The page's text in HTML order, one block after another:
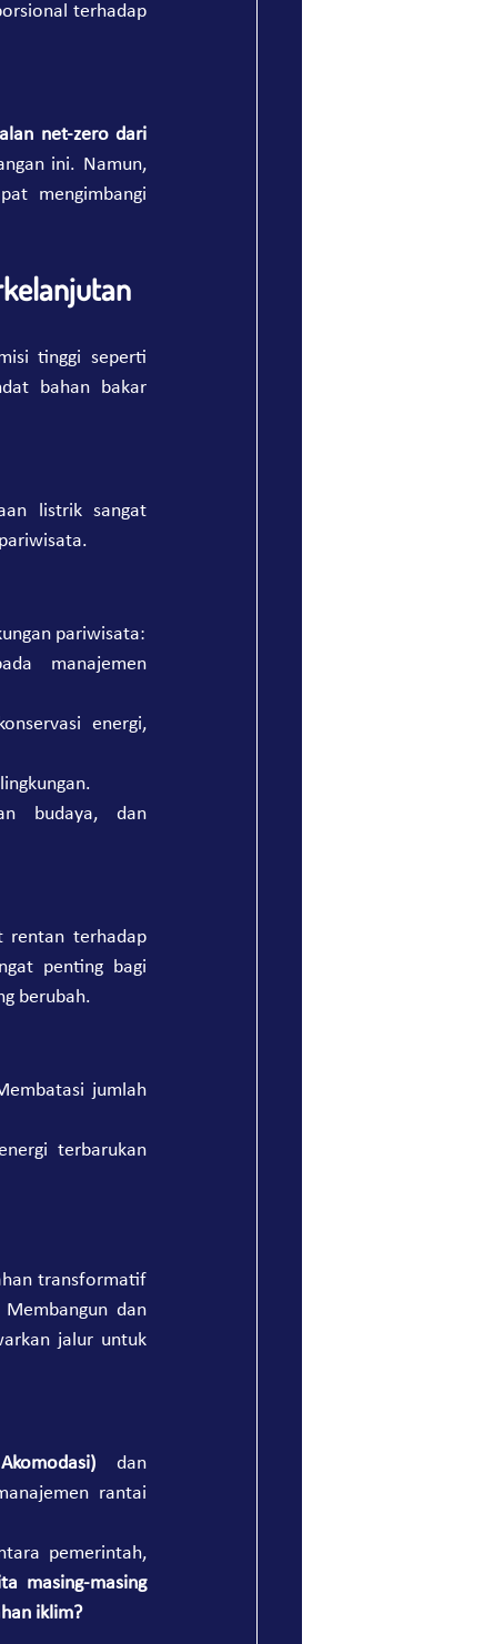
terhadap
net-zero dari
ini. Namun,
mengimbangi
tinggi seperti
bahan bakar
listrik sangat
pariwisata:
manajemen
energi,
budaya, dan
rentan terhadap
penting bagi
berubah.
jumlah
terbarukan
transformatif
dan
jalur untuk
rantai
pemerintah,
masing-masing
iklim?